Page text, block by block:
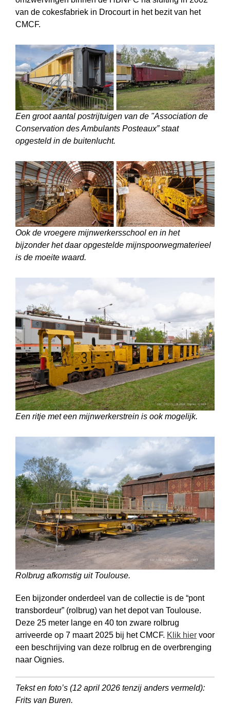
van de cokesfabriek in Drocourt in het bezit van het
CMCF.
Een groot aantal postrijtuigen van de ʺAssociation de
Conservation des Ambulants Posteaux” staat
opgesteld in de buitenlucht.
Ook de vroegere mijnwerkersschool en in het
bijzonder het daar opgestelde mijn­spoorwegmaterieel
is de moeite waard.
Een ritje met een mijnwerkerstrein is ook mogelijk.
Rolbrug afkomstig uit Toulouse.
Een bijzonder onderdeel van de collectie is de “pont
transbordeur” (rolbrug) van het depot van Toulouse.
Deze 25 meter lange en 40 ton zware rolbrug
arriveerde op 7 maart 2025 bij het CMCF. Klik hier voor
een beschrijving van deze rolbrug en de overbrenging
naar Oignies.
Tekst en foto’s (12 april 2026 tenzij anders vermeld):
Frits van Buren.